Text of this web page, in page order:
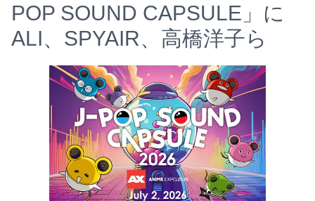
POP SOUND CAPSULE」に
ALI、SPYAIR、高橋洋子ら